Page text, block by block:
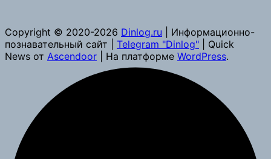
Copyright © 2020-2026 Dinlog.ru | Информационно-
познавательный сайт | Telegram "Dinlog" | Quick
News от Ascendoor | На платформе WordPress.